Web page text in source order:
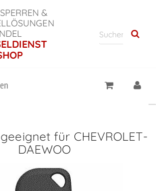
&
für CHEVROLET-
DAEWOO